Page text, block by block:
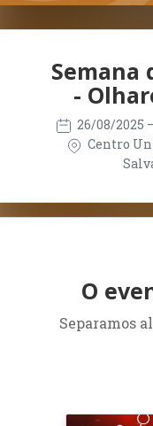
Semana
-
26/08/2025
Centro
O
Separamos